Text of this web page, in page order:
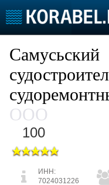
Предприятия
Пульс отрасли
Рейтинг
О рейтинге
Судостроение
Пульс
Компании
Самусьский
ООО
100
ИНН:
7024031226